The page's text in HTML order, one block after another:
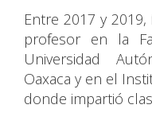
Entre 2017 y
profesor en la
Universidad
Oaxaca y en el
donde impartió